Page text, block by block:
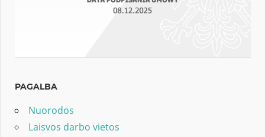
PAGALBA
Nuorodos
Laisvos darbo vietos